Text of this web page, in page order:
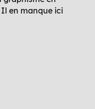
en manque ici